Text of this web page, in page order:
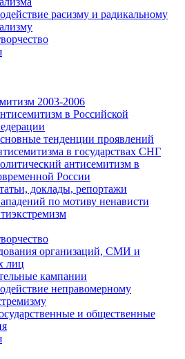
расизму и радикальному
2003-2006
в Российской
тенденции проявлений
в государствах СНГ
антисемитизм в
России
доклады, репортажи
по мотиву ненависти
организаций, СМИ и
лиц
кампании
неправомерному
и общественные